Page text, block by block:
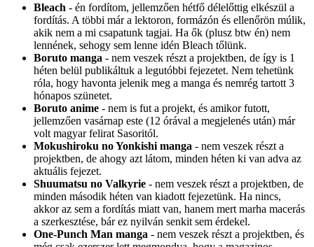
Bleach - én fordítom, jellemzően hétfő délelőttig elkészül a
fordítás. A többi már a lektoron, formázón és ellenőrön múlik,
akik nem a mi csapatunk tagjai. Ha ők (plusz btw én) nem
lennének, sehogy sem lenne idén Bleach tőlünk.
Boruto manga - nem veszek részt a projektben, de így is 1
héten belül publikáltuk a legutóbbi fejezetet. Nem tehetünk
róla, hogy havonta jelenik meg a manga és nemrég tartott 3
hónapos szünetet.
Boruto anime - nem is fut a projekt, és amikor futott,
jellemzően vasárnap este (12 órával a megjelenés után) már
volt magyar felirat Sasoritól.
Mokushiroku no Yonkishi manga - nem veszek részt a
projektben, de ahogy azt látom, minden héten ki van adva az
aktuális fejezet.
Shuumatsu no Valkyrie - nem veszek részt a projektben, de
minden második héten van kiadott fejezetünk. Ha nincs,
akkor az sem a fordítás miatt van, hanem mert marha macerás
a szerkesztése, bár ez nyilván senkit sem érdekel.
One-Punch Man manga - nem veszek részt a projektben, és